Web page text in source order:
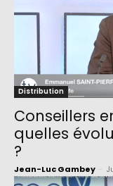
Distribution
Conseillers
quelles
?
Jean-Luc Gambey